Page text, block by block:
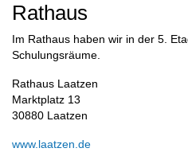
Rathaus
Im Rathaus haben wir in der 5.
Schulungsräume.
Rathaus Laatzen
Marktplatz 13
30880 Laatzen
www.laatzen.de